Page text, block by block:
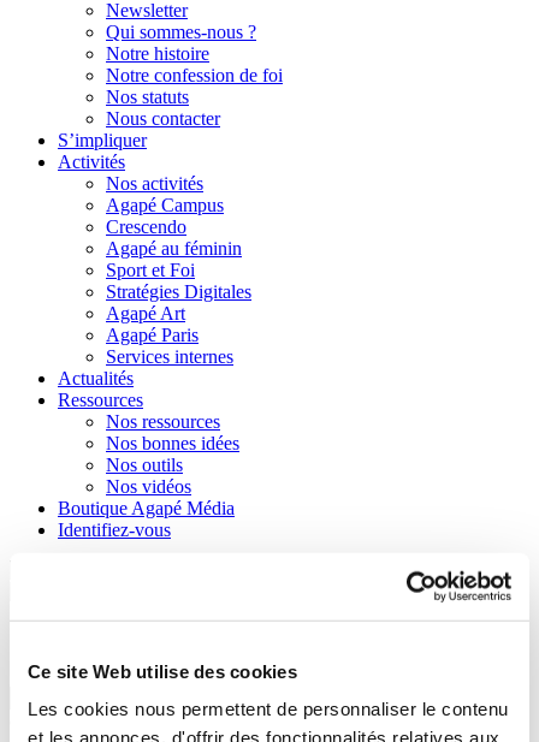
Ce site Web utilise des cookies
Les cookies nous permettent de personnaliser le contenu
et les annonces, d'offrir des fonctionnalités relatives aux
Newsletter
Qui sommes-nous ?
Notre histoire
Notre confession de foi
Nos statuts
Nous contacter
S’impliquer
Activités
Nos activités
Agapé Campus
Crescendo
Agapé au féminin
Sport et Foi
Stratégies Digitales
Agapé Art
Agapé Paris
Services internes
Actualités
Ressources
Nos ressources
Nos bonnes idées
Nos outils
Nos vidéos
Boutique Agapé Média
Identifiez-vous
complétion sont disponibles, utilisez les flèches haut et bas pour